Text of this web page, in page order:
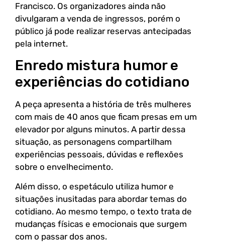
Francisco. Os organizadores ainda não
divulgaram a venda de ingressos, porém o
público já pode realizar reservas antecipadas
pela internet.
Enredo mistura humor e
experiências do cotidiano
A peça apresenta a história de três mulheres
com mais de 40 anos que ficam presas em um
elevador por alguns minutos. A partir dessa
situação, as personagens compartilham
experiências pessoais, dúvidas e reflexões
sobre o envelhecimento.
Além disso, o espetáculo utiliza humor e
situações inusitadas para abordar temas do
cotidiano. Ao mesmo tempo, o texto trata de
mudanças físicas e emocionais que surgem
com o passar dos anos.